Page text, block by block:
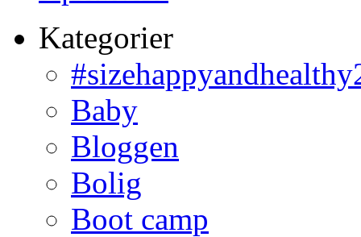
Kategorier
Baby
Bloggen
Bolig
Boot camp